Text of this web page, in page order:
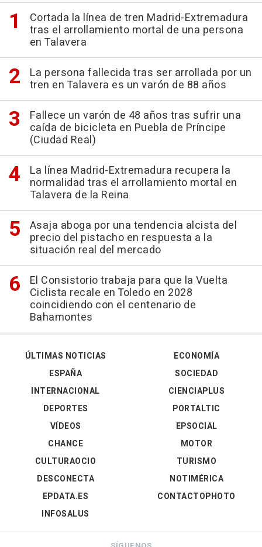
Cortada la línea de tren Madrid-Extremadura
tras el arrollamiento mortal de una persona
en Talavera
La persona fallecida tras ser arrollada por un
tren en Talavera es un varón de 88 años
Fallece un varón de 48 años tras sufrir una
caída de bicicleta en Puebla de Príncipe
(Ciudad Real)
La línea Madrid-Extremadura recupera la
normalidad tras el arrollamiento mortal en
Talavera de la Reina
Asaja aboga por una tendencia alcista del
precio del pistacho en respuesta a la
situación real del mercado
El Consistorio trabaja para que la Vuelta
Ciclista recale en Toledo en 2028
coincidiendo con el centenario de
Bahamontes
ÚLTIMAS NOTICIAS
ESPAÑA
INTERNACIONAL
DEPORTES
VÍDEOS
ECONOMÍA
SOCIEDAD
CIENCIAPLUS
PORTALTIC
EPSOCIAL
CHANCE
CULTURAOCIO
DESCONECTA
EPDATA.ES
INFOSALUS
MOTOR
TURISMO
NOTIMÉRICA
CONTACTOPHOTO